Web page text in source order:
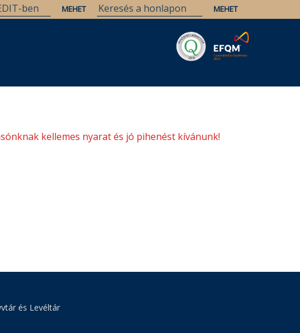
kellemes nyarat és jó pihenést kívánunk!
és Levéltár